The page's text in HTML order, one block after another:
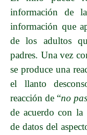
información de
información que
de los adultos
padres. Una vez
se produce una
el llanto
reacción de “no
de acuerdo con la
de datos del